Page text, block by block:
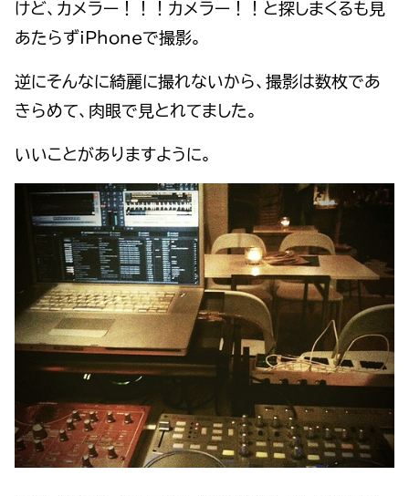
けど、カメラー！！！カメラー！！と探しまくるも見
あたらずiPhoneで撮影。
逆にそんなに綺麗に撮れないから、撮影は数枚であ
きらめて、肉眼で見とれてました。
いいことがありますように。